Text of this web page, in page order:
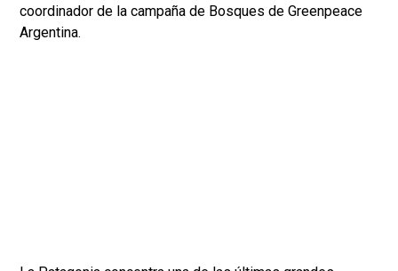
coordinador de la campaña de Bosques de Greenpeace
Argentina.